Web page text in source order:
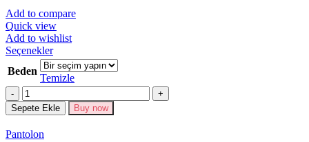
Add to compare
Quick view
Add to wishlist
SeçeneklerBu
ürünün
birden
fazla
varyasyonu
var.
Beden
Temizle
Miktar
Sepete Ekle Buy now
Pantolon